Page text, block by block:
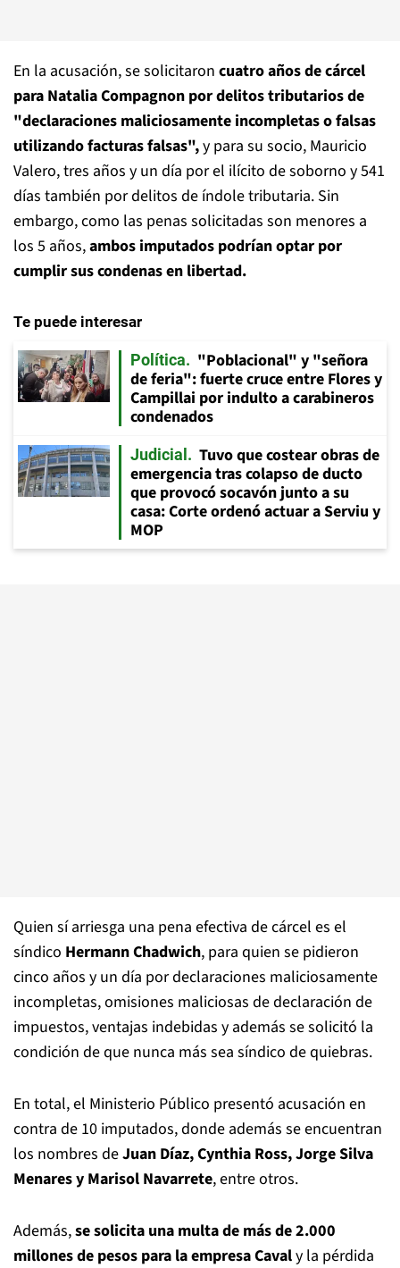
En la acusación, se solicitaron cuatro años de cárcel
para Natalia Compagnon por delitos tributarios de
"declaraciones maliciosamente incompletas o falsas
utilizando facturas falsas",y para su socio, Mauricio
Valero, tres años y un día por el ilícito de soborno y 541
días también por delitos de índole tributaria. Sin
embargo, como las penas solicitadas son menores a
los 5 años,ambos imputados podrían optar por
cumplir sus condenas en libertad.
Te puede interesar
Política
"Poblacional" y "señora
de feria": fuerte cruce entre Flores y
Campillai por indulto a carabineros
condenados
Judicial
Tuvo que costear obras de
emergencia tras colapso de ducto
que provocó socavón junto a su
casa: Corte ordenó actuar a Serviu y
MOP
Quien sí arriesga una pena efectiva de cárcel es el
síndico Hermann Chadwich, para quien se pidieron
cinco años y un día por declaraciones maliciosamente
incompletas, omisiones maliciosas de declaración de
impuestos, ventajas indebidas y además se solicitó la
condición de que nunca más sea síndico de quiebras.
En total, el Ministerio Público presentó acusación en
contra de 10 imputados, donde además se encuentran
los nombres deJuan Díaz, Cynthia Ross, Jorge Silva
Menares y Marisol Navarrete, entre otros.
Además,se solicita una multa de más de 2.000
millones de pesos para la empresa Cavaly la pérdida